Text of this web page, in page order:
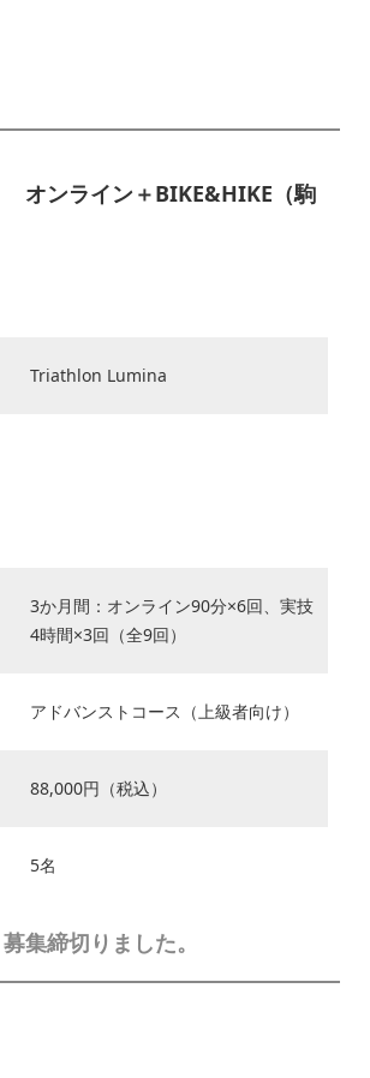
ンライン＋BIKE&HIKE（駒
Triathlon Lumina
3か月間：オンライン90分×6回、実技
4時間×3回（全9回）
アドバンストコース（上級者向け）
88,000円（税込）
5名
募集締切りました。